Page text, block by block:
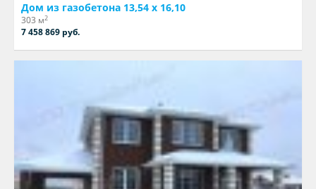
Дом из газобетона 13,54 х 16,10
303 м2
7 458 869 руб.